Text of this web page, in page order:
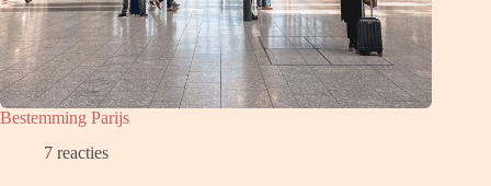
Bestemming Parijs
7 reacties